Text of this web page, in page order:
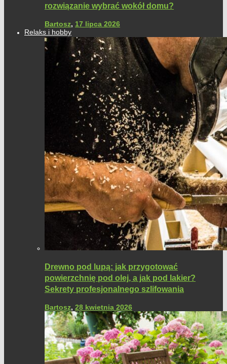
rozwiązanie wybrać wokół domu?
Bartosz, 17 lipca 2026
Relaks i hobby
Drewno pod lupą: jak przygotować
powierzchnię pod olej, a jak pod lakier?
Sekrety profesjonalnego szlifowania
Bartosz, 28 kwietnia 2026